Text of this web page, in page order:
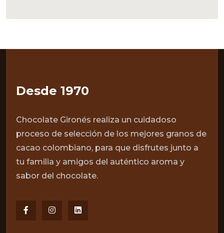
Desde 1970
Chocolate Gironés realiza un cuidadoso
proceso de selección de los mejores granos de
cacao colombiano, para que disfrutes junto a
tu familia y amigos del auténtico aroma y
sabor del chocolate.